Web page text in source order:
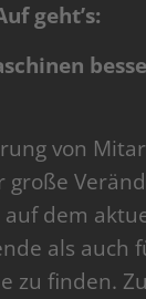
geht’s:
von
große
dem
als auch
zu finden.